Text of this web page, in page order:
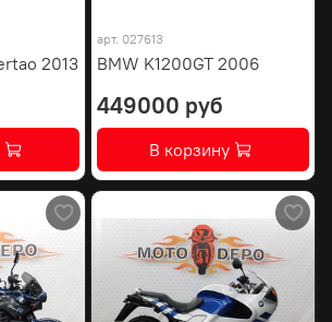
2013
арт. 027613
BMW K1200GT 2006
449000 руб
В корзину